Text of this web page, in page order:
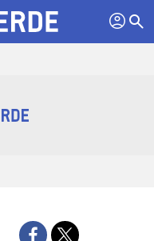
profil search